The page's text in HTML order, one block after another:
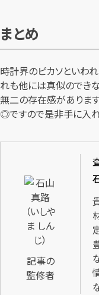
まとめ
時計界のピカソといわ
れも他には真似のでき
無二の存在感があります
◎ですので是非手に入れ
記事の
監修者